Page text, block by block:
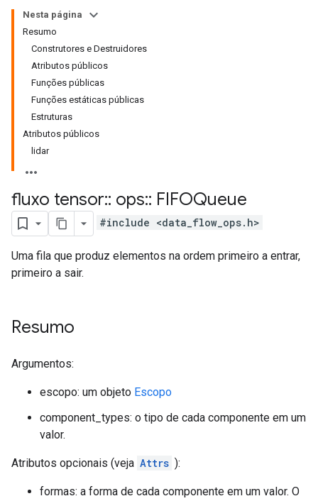
Nesta página
Resumo
Construtores e Destruidores
Atributos públicos
Funções públicas
Funções estáticas públicas
Estruturas
Atributos públicos
lidar
fluxo tensor:: ops:: FIFOQueue
#include <data_flow_ops.h>
Uma fila que produz elementos na ordem primeiro a entrar,
primeiro a sair.
Resumo
Argumentos:
escopo: um objeto Escopo
component_types: o tipo de cada componente em um
valor.
Atributos opcionais (veja Attrs ):
formas: a forma de cada componente em um valor. O